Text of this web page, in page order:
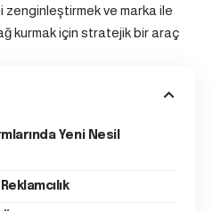
zenginleştirmek ve marka ile
kurmak için stratejik bir araç
Yeni Nesil